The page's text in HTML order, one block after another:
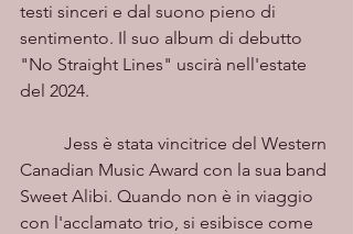
testi sinceri e dal suono pieno di
sentimento. Il suo album di debutto
"No Straight Lines" uscirà nell'estate
del 2024.
Canadian Music Award con la sua band
Sweet Alibi. Quando non è in viaggio
con l'acclamato trio, si esibisce come